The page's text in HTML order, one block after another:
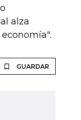
alza
GUARDAR